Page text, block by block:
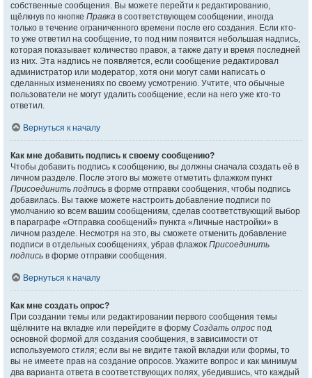
собственные сообщения. Вы можете перейти к редактированию,
щёлкнув по кнопке Правка в соответствующем сообщении, иногда
только в течение ограниченного времени после его создания. Если кто-
то уже ответил на сообщение, то под ним появится небольшая надпись,
которая показывает количество правок, а также дату и время последней
из них. Эта надпись не появляется, если сообщение редактировал
администратор или модератор, хотя они могут сами написать о
сделанных изменениях по своему усмотрению. Учтите, что обычные
пользователи не могут удалить сообщение, если на него уже кто-то
ответил.
Вернуться к началу
Как мне добавить подпись к своему сообщению?
Чтобы добавить подпись к сообщению, вы должны сначала создать её в
личном разделе. После этого вы можете отметить флажком пункт
Присоединить подпись в форме отправки сообщения, чтобы подпись
добавилась. Вы также можете настроить добавление подписи по
умолчанию ко всем вашим сообщениям, сделав соответствующий выбор
в параграфе «Отправка сообщений» пункта «Личные настройки» в
личном разделе. Несмотря на это, вы сможете отменить добавление
подписи в отдельных сообщениях, убрав флажок Присоединить
подпись в форме отправки сообщения.
Вернуться к началу
Как мне создать опрос?
При создании темы или редактировании первого сообщения темы
щёлкните на вкладке или перейдите в форму Создать опрос под
основной формой для создания сообщения, в зависимости от
используемого стиля; если вы не видите такой вкладки или формы, то
вы не имеете прав на создание опросов. Укажите вопрос и как минимум
два варианта ответа в соответствующих полях, убедившись, что каждый